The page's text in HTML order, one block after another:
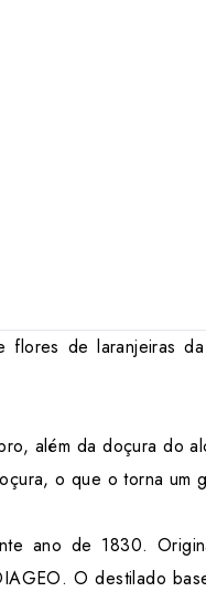
de laranjeiras
além da doçura do
o que o torna um
ano de 1830.
O destilado